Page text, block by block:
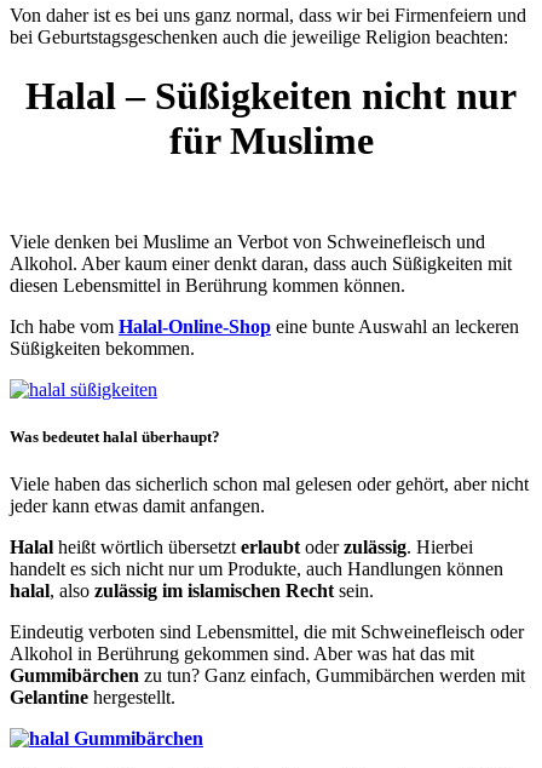
Von daher ist es bei uns ganz normal, dass wir bei Firmenfeiern und
bei Geburtstagsgeschenken auch die jeweilige Religion beachten:
Halal – Süßigkeiten nicht nur
für Muslime
Viele denken bei Muslime an Verbot von Schweinefleisch und
Alkohol. Aber kaum einer denkt daran, dass auch Süßigkeiten mit
diesen Lebensmittel in Berührung kommen können.
Ich habe vom Halal-Online-Shop eine bunte Auswahl an leckeren
Süßigkeiten bekommen.
Was bedeutet halal überhaupt?
Viele haben das sicherlich schon mal gelesen oder gehört, aber nicht
jeder kann etwas damit anfangen.
Halal heißt wörtlich übersetzt erlaubt oderzulässig. Hierbei
handelt es sich nicht nur um Produkte, auch Handlungen können
halal, also zulässig im islamischen Recht sein.
Eindeutig verboten sind Lebensmittel, die mit Schweinefleisch oder
Alkohol in Berührung gekommen sind. Aber was hat das mit
Gummibärchen zu tun? Ganz einfach, Gummibärchen werden mit
Gelantine hergestellt.